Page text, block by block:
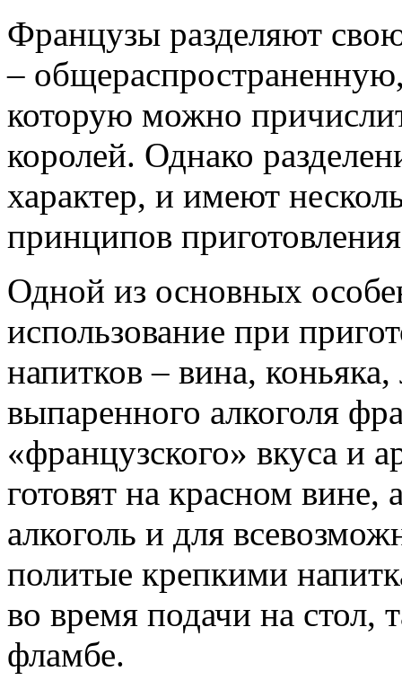
Французы разделяют
–
которую можно
королей. Однако
характер, и имеют
принципов
Одной из основных
использование при
напитков – вина,
выпаренного алкоголя
«французского» вкуса и
готовят на красном
алкоголь и для
политые крепкими
во время подачи на стол,
фламбе.